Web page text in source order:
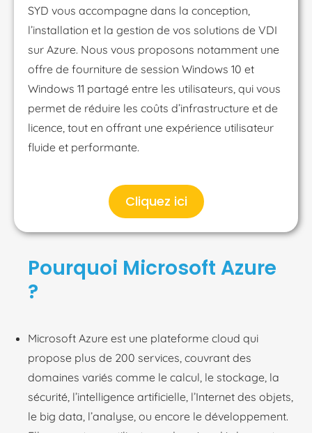
SYD vous accompagne dans la conception,
l’installation et la gestion de vos solutions de VDI
sur Azure. Nous vous proposons notamment une
offre de fourniture de session Windows 10 et
Windows 11 partagé entre les utilisateurs, qui vous
permet de réduire les coûts d’infrastructure et de
licence, tout en offrant une expérience utilisateur
fluide et performante.
Cliquez ici
Pourquoi Microsoft Azure
?
Microsoft Azure est une plateforme cloud qui
propose plus de 200 services, couvrant des
domaines variés comme le calcul, le stockage, la
sécurité, l’intelligence artificielle, l’Internet des objets,
le big data, l’analyse, ou encore le développement.